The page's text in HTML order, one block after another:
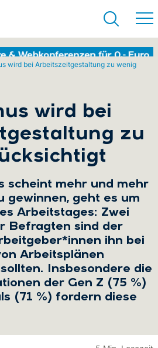
wird bei Arbeitszeitgestaltung zu wenig
wird bei
zu
scheint mehr und mehr
gewinnen, geht es um
Arbeitstages: Zwei
Befragten sind der
ihn bei
Arbeitsplänen
Insbesondere die
der Gen Z (75 %)
(71 %) fordern diese